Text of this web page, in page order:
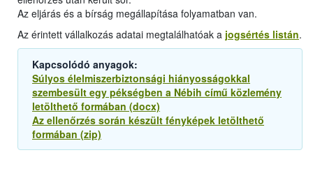
Az eljárás és a bírság megállapítása folyamatban van.
Az érintett vállalkozás adatai megtalálhatóak a jogsértés listán.
Kapcsolódó anyagok:
Súlyos élelmiszerbiztonsági hiányosságokkal
szembesült egy pékségben a Nébih című közlemény
letölthető formában (docx)
Az ellenőrzés során készült fényképek letölthető
formában (zip)